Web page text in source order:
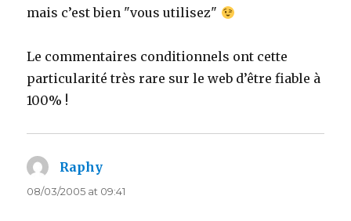
mais c’est bien "vous utilisez"
Le commentaires conditionnels ont cette
particularité très rare sur le web d’être fiable à
100% !
Raphy
08/03/2005 at 09:41